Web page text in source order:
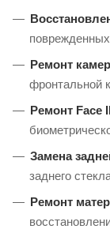
Ремонт
фронтальной
Ремонт Face
Замена
заднего
Ремонт